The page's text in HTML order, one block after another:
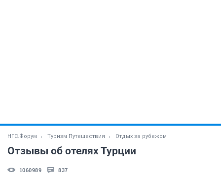
НГС.Форум Туризм Путешествия Отдых за рубежом
Отзывы об отелях Турции
1060989 837